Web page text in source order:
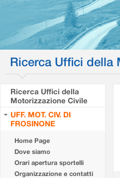
Ricerca Uffici della
Ricerca Uffici della
Motorizzazione Civile
UFF. MOT. CIV. DI
FROSINONE
Home Page
Dove siamo
Orari apertura sportelli
Organizzazione e contatti